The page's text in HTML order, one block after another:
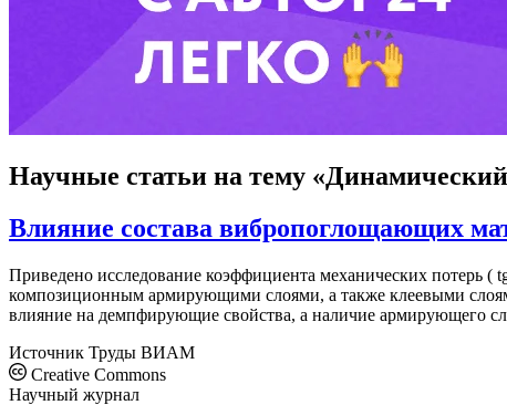
Научные статьи на тему
Влияние состава вибропоглощающих
Приведено исследование коэффициента механических потерь
композиционным армирующими слоями, а также клеевыми
влияние на демпфирующие свойства, а наличие армирующего
Источник Труды ВИАМ
Creative Commons
Научный журнал